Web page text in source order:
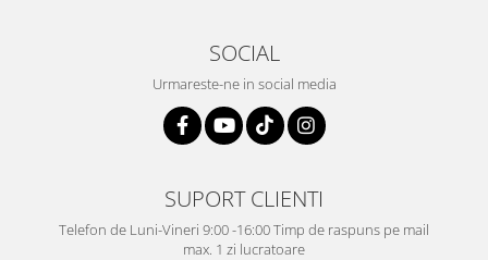
SOCIAL
Urmareste-ne in social media
SUPORT CLIENTI
Telefon de Luni-Vineri 9:00 -16:00 Timp de raspuns pe mail
max. 1 zi lucratoare